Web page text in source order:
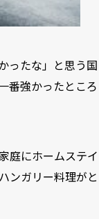
ったな」と思う国
番強かったところ
庭にホームステイ
ンガリー料理がと